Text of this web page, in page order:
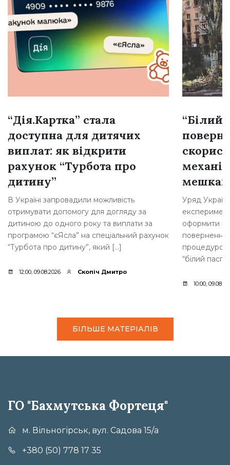
“Дія.Картка” стала
доступна для дитячих
виплат: як відкрити
рахунок “Турбота про
дитину”
В Україні запровадили можливість
отримувати допомогу для догляду за
дитиною до одного року та виплати за
програмою “єЯсла” на спеціальний рахунок
“Турбота про дитину”, який […]
12:00, 09.08.2026 Скопіч Дмитро
“Білий
Уряд
оформити
повернення
“білий
10:00,
БІЛЬШЕ МАТЕРІАЛІВ
ГО "Бахмутська Фортеця"
м. Вільногірськ, вул. Садова 15/а
+380 (50) 778 17 35